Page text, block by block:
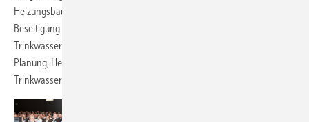
Heizungsbauerhandwerk, referierte über die „Vermeidung und
Beseitigung von Verschmutzung und Verkeimung in
Trinkwasserverteilsystemen“. Er appellierte, dass alle Beteiligten bei
Planung, Herstellung, Übergabe, Betrieb und Wartung von
Trinkwasserverteilsystemen ihren Pflichten nachzukommen hätten.